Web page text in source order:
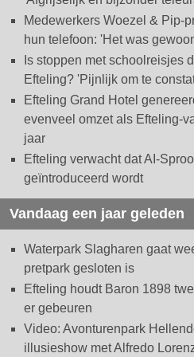
Medewerkers Woezel & Pip-
hun telefoon: 'Het was
Is stoppen met schoolreisjes
Efteling? 'Pijnlijk om te
Efteling Grand Hotel
evenveel omzet als Efteling-
jaar
Efteling verwacht dat AI-
geïntroduceerd wordt
Vandaag een jaar geleden
Waterpark Slagharen gaat
pretpark gesloten is
Efteling houdt Baron 1898
er gebeuren
Video: Avonturenpark
illusieshow met Alfredo